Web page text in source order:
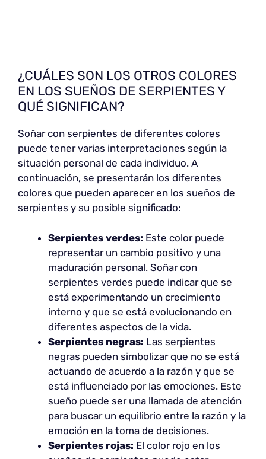
¿CUÁLES SON LOS OTROS COLORES
EN LOS SUEÑOS DE SERPIENTES Y
QUÉ SIGNIFICAN?
Soñar con serpientes de diferentes colores
puede tener varias interpretaciones según la
situación personal de cada individuo. A
continuación, se presentarán los diferentes
colores que pueden aparecer en los sueños de
serpientes y su posible significado:
Serpientes verdes: Este color puede
representar un cambio positivo y una
maduración personal. Soñar con
serpientes verdes puede indicar que se
está experimentando un crecimiento
interno y que se está evolucionando en
diferentes aspectos de la vida.
Serpientes negras: Las serpientes
negras pueden simbolizar que no se está
actuando de acuerdo a la razón y que se
está influenciado por las emociones. Este
sueño puede ser una llamada de atención
para buscar un equilibrio entre la razón y la
emoción en la toma de decisiones.
Serpientes rojas: El color rojo en los